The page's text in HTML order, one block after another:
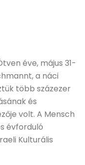
éve, május 31-
a náci
több százezer
és
volt. A Mensch
évforduló
Kulturális